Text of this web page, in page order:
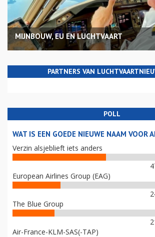
MIJNBOUW, EU EN LUCHTVAART
PARTNERS VAN
POLL
WAT IS EEN GOEDE NIEUWE NAAM VOOR
Verzin alsjeblieft iets anders
European Airlines Group (EAG)
The Blue Group
Air-France-KLM-SAS(-TAP)